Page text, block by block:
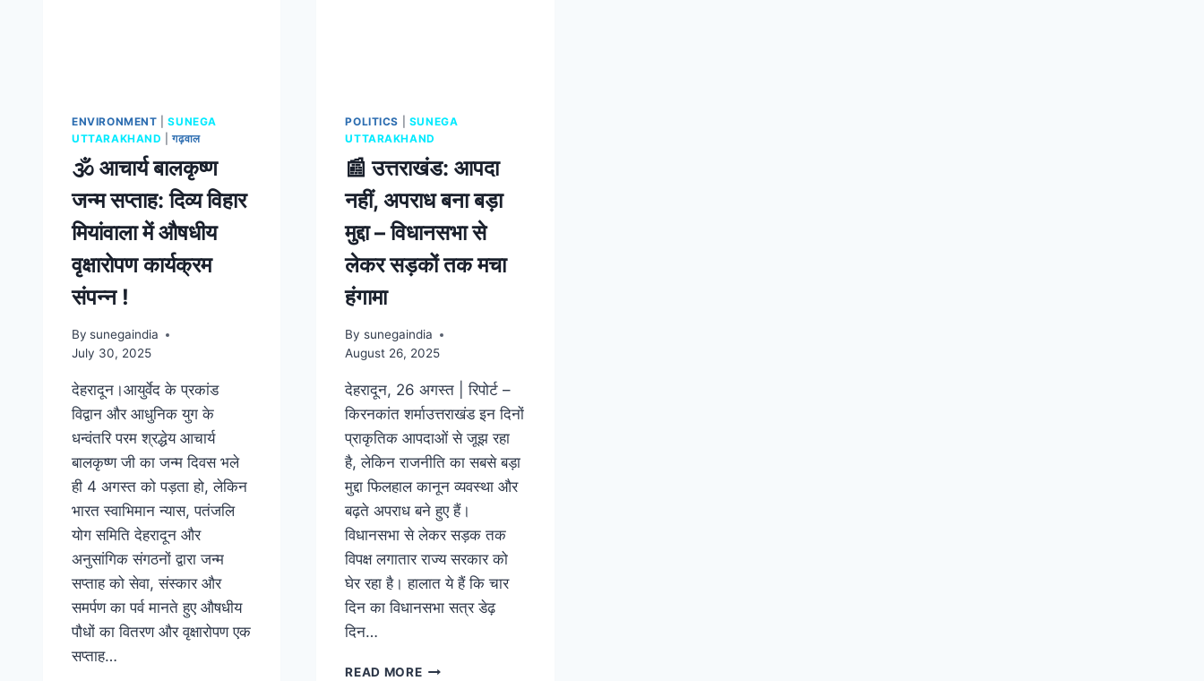
ENVIRONMENT |SUNEGA
UTTARAKHAND
|गढ़वाल
🕉️ आचार्य बालकृष्ण
जन्म सप्ताह: दिव्य विहार
मियांवाला में औषधीय
वृक्षारोपण कार्यक्रम
संपन्न !
By sunegaindia
July 30, 2025
देहरादून।आयुर्वेद के प्रकांड
विद्वान और आधुनिक युग के
धन्वंतरि परम श्रद्धेय आचार्य
बालकृष्ण जी का जन्म दिवस भले
ही 4 अगस्त को पड़ता हो, लेकिन
भारत स्वाभिमान न्यास, पतंजलि
योग समिति देहरादून और
अनुसांगिक संगठनों द्वारा जन्म
सप्ताह को सेवा, संस्कार और
समर्पण का पर्व मानते हुए औषधीय
पौधों का वितरण और वृक्षारोपण एक
सप्ताह…
POLITICS
SUNEGA
UTTARAKHAND
📰 उत्तराखंड: आपदा
नहीं, अपराध बना बड़ा
मुद्दा – विधानसभा से
लेकर सड़कों तक मचा
हंगामा
By sunegaindia
August 26, 2025
देहरादून, 26 अगस्त | रिपोर्ट –
किरनकांत शर्माउत्तराखंड इन दिनों
प्राकृतिक आपदाओं से जूझ रहा
है, लेकिन राजनीति का सबसे बड़ा
मुद्दा फिलहाल कानून व्यवस्था और
बढ़ते अपराध बने हुए हैं।
विधानसभा से लेकर सड़क तक
विपक्ष लगातार राज्य सरकार को
घेर रहा है। हालात ये हैं कि चार
दिन का विधानसभा सत्र डेढ़
दिन…
READ MORE